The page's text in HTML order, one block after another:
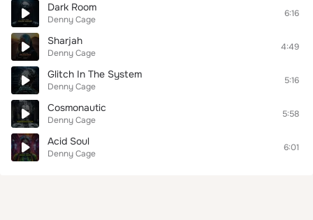
Dark Room
Denny Cage
6:16
Sharjah
Denny Cage
4:49
Glitch In The System
Denny Cage
5:16
Cosmonautic
Denny Cage
5:58
Acid Soul
Denny Cage
6:01